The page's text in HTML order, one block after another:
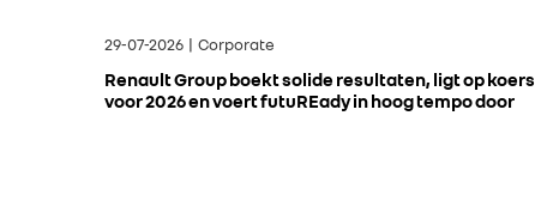
29-07-2026 | Corporate
Renault Group boekt solide resultaten, ligt op koers
voor 2026 en voert futuREady in hoog tempo door